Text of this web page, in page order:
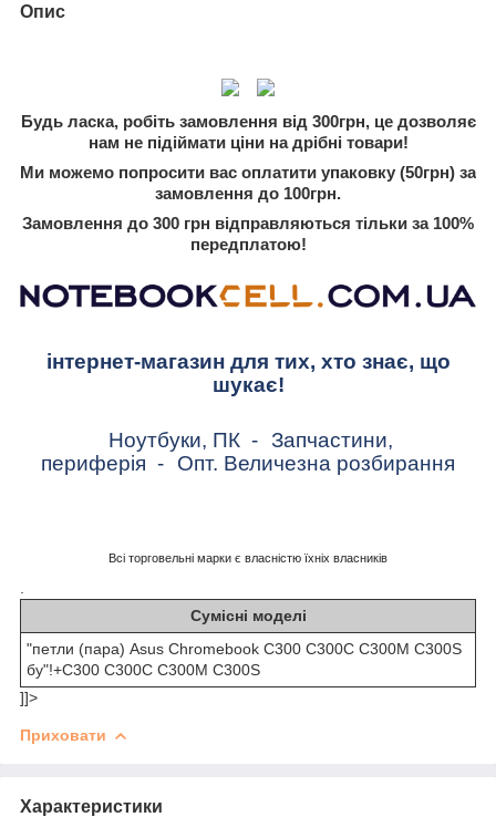
Опис
Будь ласка, робіть замовлення від 300грн, це дозволяє
нам не підіймати ціни на дрібні товари!
Ми можемо попросити вас оплатити упаковку (50грн) за
замовлення до 100грн.
Замовлення до 300 грн відправляються тільки за 100%
передплатою!
інтернет-магазин для тих, хто знає, що
шукає!
Ноутбуки, ПК - Запчастини,
периферія - Опт. Величезна розбирання
Всі торговельні марки є власністю їхніх власників
Сумісні моделі
"петли (пара) Asus Chromebook C300 C300C C300M C300S
бу"!+C300 C300C C300M C300S
]]>
Приховати
Характеристики